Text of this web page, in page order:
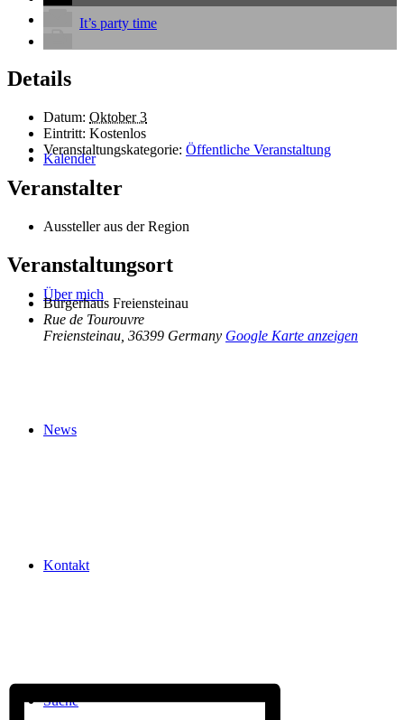
It’s party time
Kalender
Über mich
News
Kontakt
Suche
Details
Datum: Oktober 3
Eintritt: Kostenlos
Veranstaltungskategorie: Öffentliche Veranstaltung
Veranstalter
Aussteller aus der Region
Veranstaltungsort
Bürgerhaus Freiensteinau
Rue de Tourouvre
Freiensteinau 36399 Germany Google Karte anzeigen